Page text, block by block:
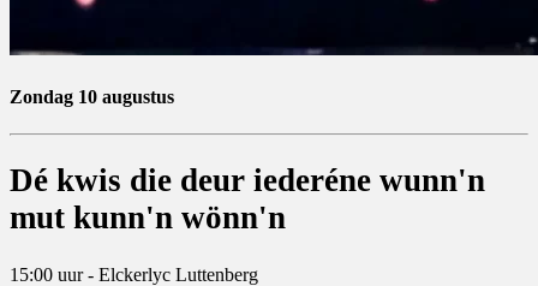
Zondag 10 augustus
Dé kwis die deur iederéne wunn'n
mut kunn'n wönn'n
15:00 uur - Elckerlyc Luttenberg